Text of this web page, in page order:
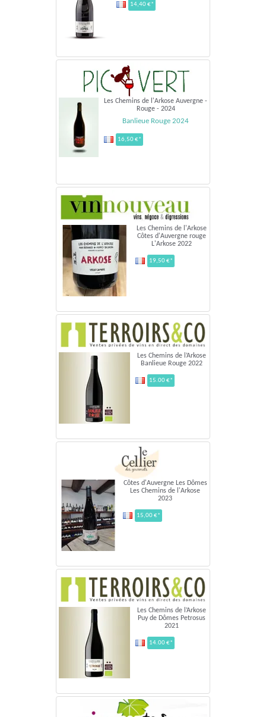
14,40 €*
Les Chemins de l'Arkose Auvergne -
Rouge - 2024
Banlieue Rouge 2024
16,50 €*
Les Chemins de l'Arkose
Côtes d'Auvergne rouge
L'Arkose 2022
19,50 €*
Les Chemins de l’Arkose
Banlieue Rouge 2022
15.00 €*
Côtes d'Auvergne Les Dômes
Les Chemins de l'Arkose
2023
15,00 €*
Les Chemins de l’Arkose
Puy de Dômes Petrosus
2021
14.00 €*